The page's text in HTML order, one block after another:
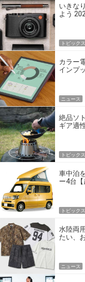
いきな
よう
トピックス
カラー
インプ
ニュース
絶品ソ
ギア適
トピックス
車中泊
ー4台【
トピックス
水陸両
たい、
ニュース